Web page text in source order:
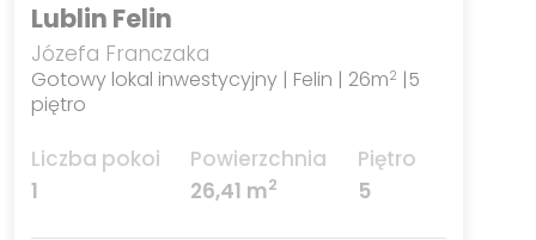
Lublin Felin
Józefa Franczaka
Gotowy lokal inwestycyjny | Felin | 26m2 |5
piętro
Liczba pokoi
1
Powierzchnia
26,41 m2
Piętro
5